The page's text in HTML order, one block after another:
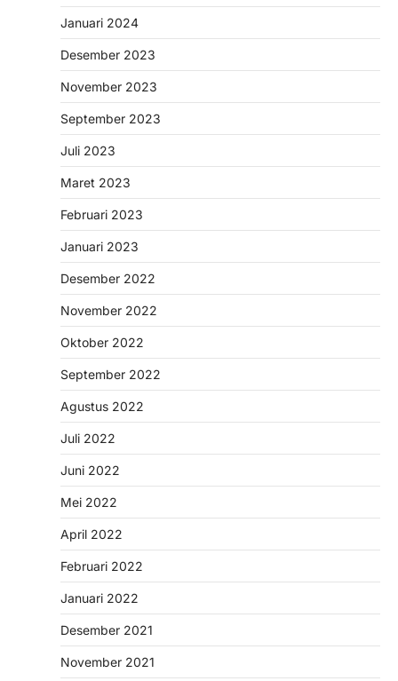
Januari 2024
Desember 2023
November 2023
September 2023
Juli 2023
Maret 2023
Februari 2023
Januari 2023
Desember 2022
November 2022
Oktober 2022
September 2022
Agustus 2022
Juli 2022
Juni 2022
Mei 2022
April 2022
Februari 2022
Januari 2022
Desember 2021
November 2021